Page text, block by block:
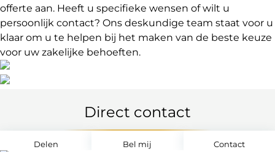
offerte aan. Heeft u specifieke wensen of wilt u
persoonlijk contact? Ons deskundige team staat voor u
klaar om u te helpen bij het maken van de beste keuze
voor uw zakelijke behoeften.
Direct contact
Delen Bel mij Contact